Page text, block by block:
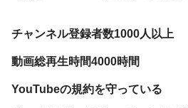
チャンネル登録者数1000人以上
動画総再生時間4000時間
YouTubeの規約を守っている